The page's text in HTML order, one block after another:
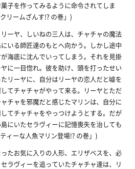
子を作ってみるように命令されてしま
リームざんす!? の巻」)
ーヤ、しいねの三人は、チャチャの魔法
いる師匠達のもとへ向かう。しかし途中
海底に沈んでいってしまう。それを見掛
に一目惚れ。彼を助け、頭を打ったせい
リーヤに、自分はリーヤの恋人だと噓を
てチャチャがやって来る。リーヤとただ
チャを邪魔だと感じたマリンは、自分に
てチャチャをやっつけようとする。だが
にいたセラヴィーに記憶喪失を治しても
ィーな人魚マリン登場!? の巻」)
たお気に入りの人形、エリザベスを、必
ラヴィーを追っていたチャチャ達は、リ